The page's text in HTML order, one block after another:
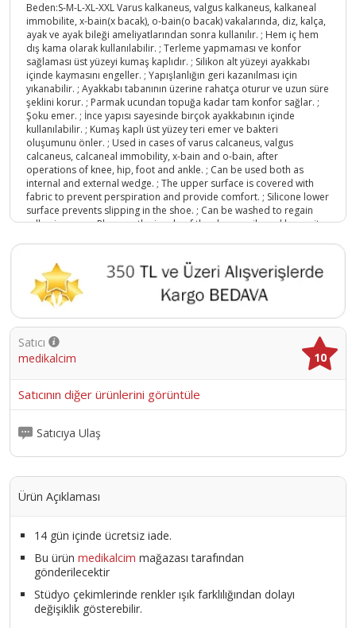
Beden:S-M-L-XL-XXL Varus kalkaneus, valgus kalkaneus, kalkaneal
immobilite, x-bain(x bacak), o-bain(o bacak) vakalarında, diz, kalça,
ayak ve ayak bileği ameliyatlarından sonra kullanılır. ; Hem iç hem
dış kama olarak kullanılabilir. ; Terleme yapmaması ve konfor
sağlaması üst yüzeyi kumaş kaplıdır. ; Silikon alt yüzeyi ayakkabı
içinde kaymasını engeller. ; Yapışlanlığın geri kazanılması için
yıkanabilir. ; Ayakkabı tabanının üzerine rahatça oturur ve uzun süre
şeklini korur. ; Parmak ucundan topuğa kadar tam konfor sağlar. ;
Şoku emer. ; İnce yapısı sayesinde birçok ayakkabının içinde
kullanılabilir. ; Kumaş kaplı üst yüzey teri emer ve bakteri
oluşumunu önler. ; Used in cases of varus calcaneus, valgus
calcaneus, calcaneal immobility, x-bain and o-bain, after
operations of knee, hip, foot and ankle. ; Can be used both as
internal and external wedge. ; The upper surface is covered with
fabric to prevent perspiration and provide comfort. ; Silicone lower
surface prevents slipping in the shoe. ; Can be washed to regain
adhesiveness. ; Place on the insole of the shoe easily and keeps its
formations of bacteria.;
Ürün Kodu :
7319-Kİ8698997058573
Satıcı
medikalcim
10
Satıcının diğer ürünlerini görüntüle
Satıcıya Ulaş
Ürün Açıklaması
14 gün içinde ücretsiz iade.
Bu ürün medikalcim mağazası tarafından
gönderilecektir
Stüdyo çekimlerinde renkler ışık farklılığından dolayı
değişiklik gösterebilir.